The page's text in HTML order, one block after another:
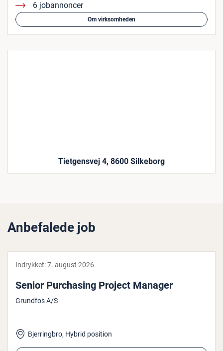
6 jobannoncer
Om virksomheden
Tietgensvej 4, 8600 Silkeborg
Anbefalede job
Indrykket:7. august 2026
Senior Pur­cha­sing Project Manager
Grundfos A/S
Bjerringbro, Hybrid position